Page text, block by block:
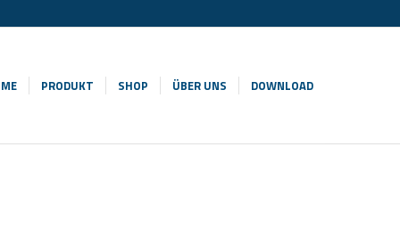
PRODUKT SHOP ÜBER UNS DOWNLOAD